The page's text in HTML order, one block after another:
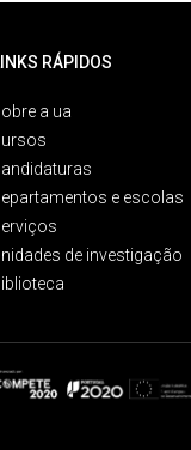
RÁPIDOS
a ua
e escolas
de investigação